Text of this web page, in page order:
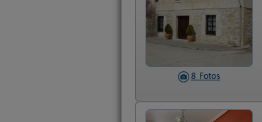
8 Fotos